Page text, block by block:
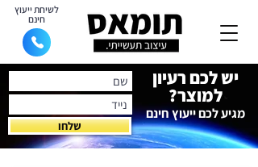
לשיחת ייעוץ
חינם
יש לכם רעיון
למוצר?
מגיע לכם ייעוץ חינם
שלחו